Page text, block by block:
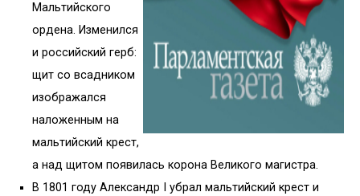
Мальтийского
ордена. Изменился
и российский герб:
щит со всадником
изображался
наложенным на
мальтийский крест,
а над щитом появилась корона Великого магистра.
В 1801 году Александр I убрал мальтийский крест и